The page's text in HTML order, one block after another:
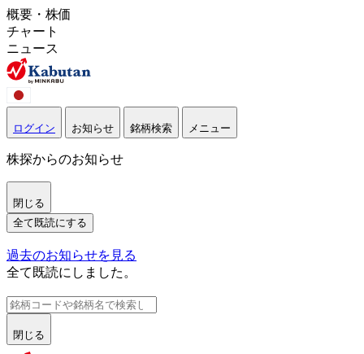
概要・株価
チャート
ニュース
ログイン お知らせ 銘柄検索 メニュー
株探からのお知らせ
閉じる
全て既読にする
過去のお知らせを見る
全て既読にしました。
閉じる